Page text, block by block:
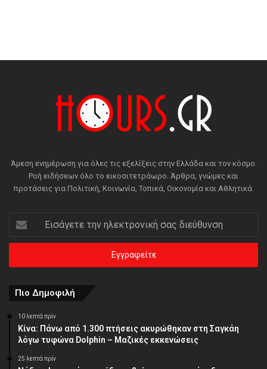
Άμεση ενημέρωση για όλες τις εξελίξεις στην Ελλάδα και τον κόσμο.
Ροή ειδήσεων όλο το εικοσιτετράωρο. Άρθρα, γνώμες και
προτάσεις για Πολιτική, Κοινωνία, Τοπικά, Οικονομία και Αθλητικά.
την
ηλεκτρονική
διεύθυνση
Πιο Δημοφιλή
10 λεπτά πρίν
Κίνα: Πάνω από 1.300 πτήσεις ακυρώθηκαν στη Σαγκάη
λόγω τυφώνα Dolphin – Μαζικές εκκενώσεις
25 λεπτά πρίν